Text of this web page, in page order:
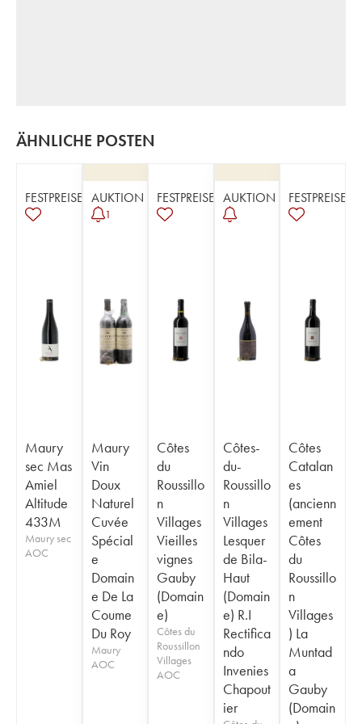
ÄHNLICHE POSTEN
FESTPREISE
Maury
sec Mas
Amiel
Altitude
433M
Maury sec
AOC
AUKTION
1
Maury
Vin
Doux
Naturel
Cuvée
Spécial
e
Domain
e De La
Coume
Du Roy
Maury
AOC
FESTPREISE
Côtes
du
Roussillo
n
Villages
Vieilles
vignes
Gauby
(Domain
e)
Côtes du
Roussillon
Villages
AOC
AUKTION
Côtes-
du-
Roussillo
n
Villages
Lesquer
de Bila-
Haut
(Domain
e) R.I
Rectifica
ndo
Invenies
Chapout
ier
FESTPREISE
Côtes
Catalan
es
(ancienn
ement
Côtes
du
Roussillo
n
Villages
) La
Muntad
a
Gauby
(Domain